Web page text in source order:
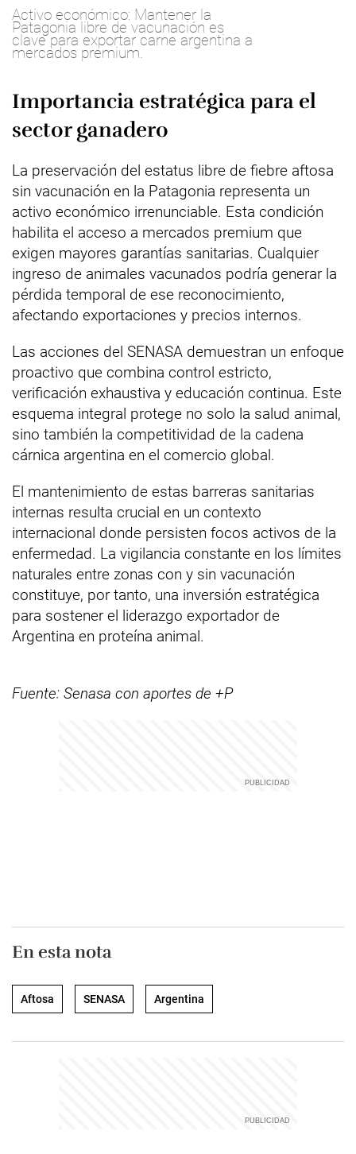
Activo económico: Mantener la
Patagonia libre de vacunación es
clave para exportar carne argentina a
mercados premium.
Importancia estratégica para el
sector ganadero
La preservación del estatus libre de fiebre aftosa
sin vacunación en la Patagonia representa un
activo económico irrenunciable. Esta condición
habilita el acceso a mercados premium que
exigen mayores garantías sanitarias. Cualquier
ingreso de animales vacunados podría generar la
pérdida temporal de ese reconocimiento,
afectando exportaciones y precios internos.
Las acciones del SENASA demuestran un enfoque
proactivo que combina control estricto,
verificación exhaustiva y educación continua. Este
esquema integral protege no solo la salud animal,
sino también la competitividad de la cadena
cárnica argentina en el comercio global.
El mantenimiento de estas barreras sanitarias
internas resulta crucial en un contexto
internacional donde persisten focos activos de la
enfermedad. La vigilancia constante en los límites
naturales entre zonas con y sin vacunación
constituye, por tanto, una inversión estratégica
para sostener el liderazgo exportador de
Argentina en proteína animal.
Fuente: Senasa con aportes de +P
En esta nota
Aftosa SENASA Argentina